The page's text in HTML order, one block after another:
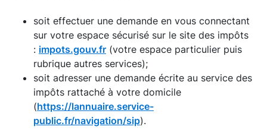
soit effectuer une demande en vous connectant
sur votre espace sécurisé sur le site des impôts
: impots.gouv.fr (votre espace particulier puis
rubrique autres services);
soit adresser une demande écrite au service des
impôts rattaché à votre domicile
(https://lannuaire.service-
public.fr/navigation/sip).